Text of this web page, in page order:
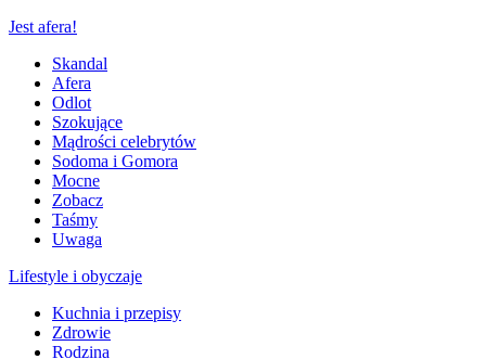
Jest afera!
Skandal
Afera
Odlot
Szokujące
Mądrości celebrytów
Sodoma i Gomora
Mocne
Zobacz
Taśmy
Uwaga
Lifestyle i obyczaje
Kuchnia i przepisy
Zdrowie
Rodzina